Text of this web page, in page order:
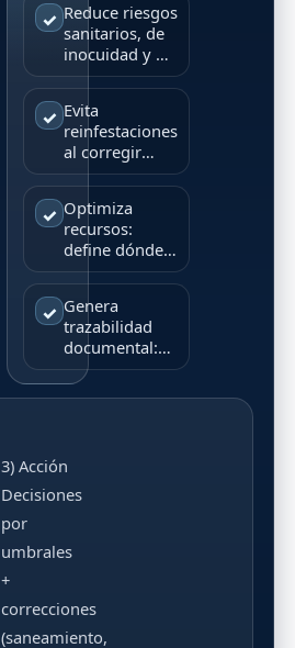
✓ Reduce riesgos
sanitarios, de
inocuidad y no
conformidades
en auditorías.
✓ Evita
reinfestaciones
al corregir
causas
(accesos,
fuentes y
hábitos), no
solo síntomas.
✓ Optimiza
recursos:
define dónde,
cuándo y qué
método aplicar
con base en
evidencia.
✓ Genera
trazabilidad
documental:
bitácoras,
mapas de
3) Acción
Decisiones
por
umbrales
+
correcciones
(saneamiento,